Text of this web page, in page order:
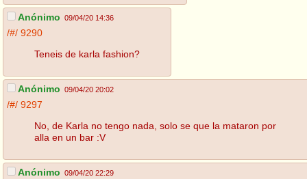
Anónimo 09/04/20 14:36
/#/ 9290
Teneis de karla fashion?
Anónimo 09/04/20 20:02
/#/ 9297
No, de Karla no tengo nada, solo se que la mataron por
alla en un bar :V
Anónimo 09/04/20 22:29